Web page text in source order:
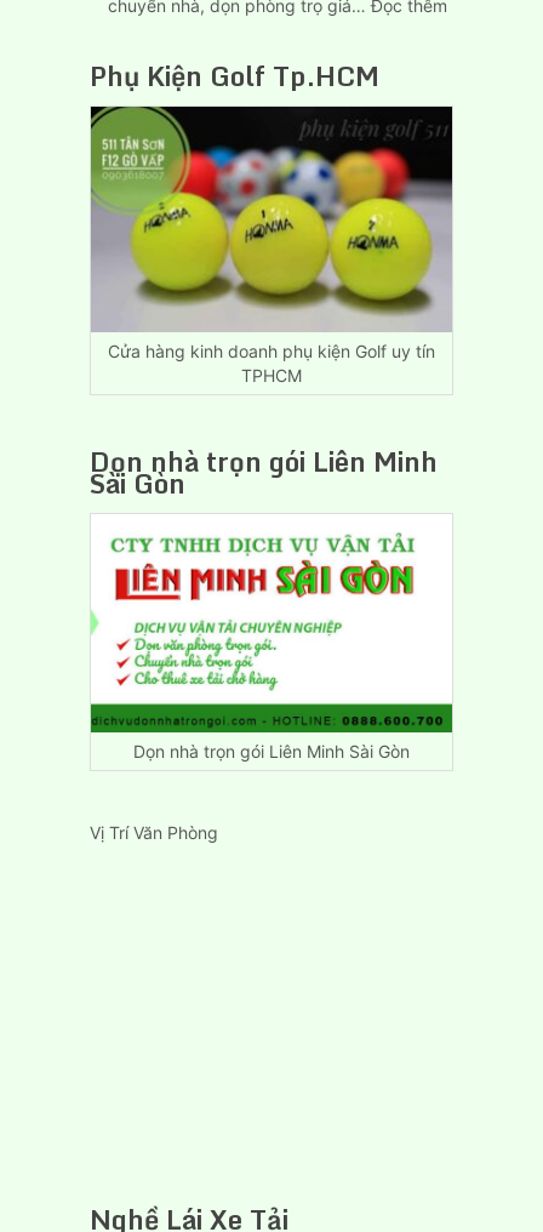
chuyển nhà, dọn phòng trọ giá…Đọc thêm:
Nhà,
Dọn
Rẻ
Phụ Kiện Golf Tp.HCM
Cửa hàng kinh doanh phụ kiện Golf uy tín
TPHCM
Dọn nhà trọn gói Liên Minh
Sài Gòn
Dọn nhà trọn gói Liên Minh Sài Gòn
Vị Trí Văn Phòng
Nghề Lái Xe Tải